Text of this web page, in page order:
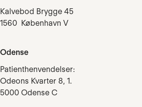
Kalvebod Brygge 45
1560 København V
Odense
Patienthenvendelser:
Odeons Kvarter 8, 1.
5000 Odense C